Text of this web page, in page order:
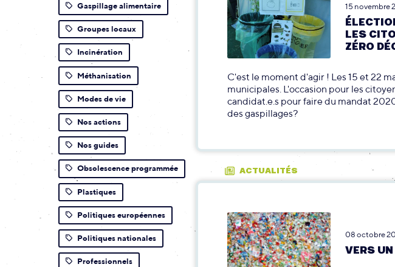
Gaspillage alimentaire
Groupes locaux
Incinération
Méthanisation
Modes de vie
Nos actions
Nos guides
Obsolescence programmée
Plastiques
Politiques européennes
Politiques nationales
Professionnels
15 novembre
LES
ZÉRO
C'est le moment d'agir ! Les 15 et 22
municipales. L'occasion pour les
candidat.e.s pour faire du mandat
des gaspillages?
ACTUALITÉS
08 octobre
VERS